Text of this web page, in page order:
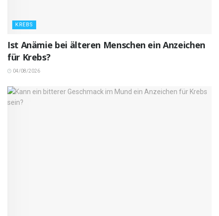
KREBS
Ist Anämie bei älteren Menschen ein Anzeichen
für Krebs?
04/08/2026